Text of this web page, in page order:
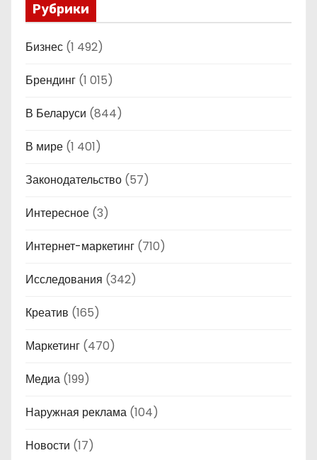
Рубрики
Бизнес (1 492)
Брендинг (1 015)
В Беларуси (844)
В мире (1 401)
Законодательство (57)
Интересное (3)
Интернет-маркетинг (710)
Исследования (342)
Креатив (165)
Маркетинг (470)
Медиа (199)
Наружная реклама (104)
Новости (17)